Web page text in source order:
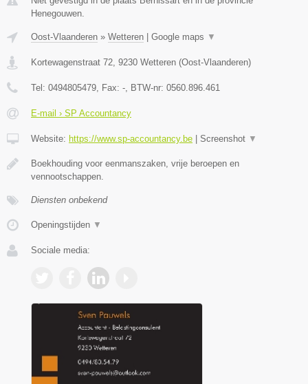
Henegouwen.
Oost-Vlaanderen » Wetteren Google maps ▼
Kortewagenstraat 72 9230 Wetteren (Oost-Vlaanderen)
Tel: 0494805479 , Fax: - , BTW-nr: 0560.896.461
E-mail › SP Accountancy
Website: https://www.sp-accountancy.be Screenshot ▼
Boekhouding voor eenmanszaken, vrije beroepen en
vennootschappen.
Diensten onbekend
Openingstijden ▼
Sociale media: